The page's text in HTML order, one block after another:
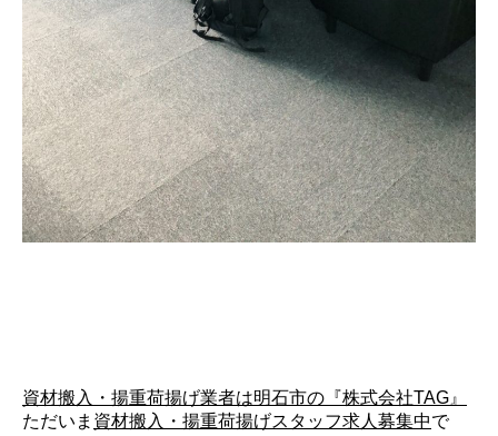
資材搬入・揚重荷揚げ業者は明石市の『株式会社TAG』
ただいま 資材搬入・揚重荷揚げスタッフ求人募集中で